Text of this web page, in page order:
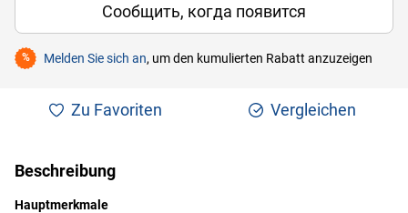
Сообщить, когда появится
% Melden Sie sich an, um den kumulierten Rabatt anzuzeigen
Zu Favoriten Vergleichen
Beschreibung
Hauptmerkmale